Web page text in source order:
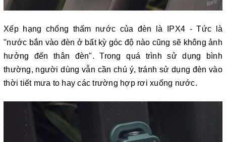
Xếp hạng chống thấm nước của đèn là IPX4 - Tức là
"nước bắn vào đèn ở bất kỳ góc độ nào cũng sẽ không ảnh
hưởng đến thân đèn". Trong quá trình sử dụng bình
thường, người dùng vẫn cần chú ý, tránh sử dụng đèn vào
thời tiết mưa to hay các trường hợp rơi xuống nước.